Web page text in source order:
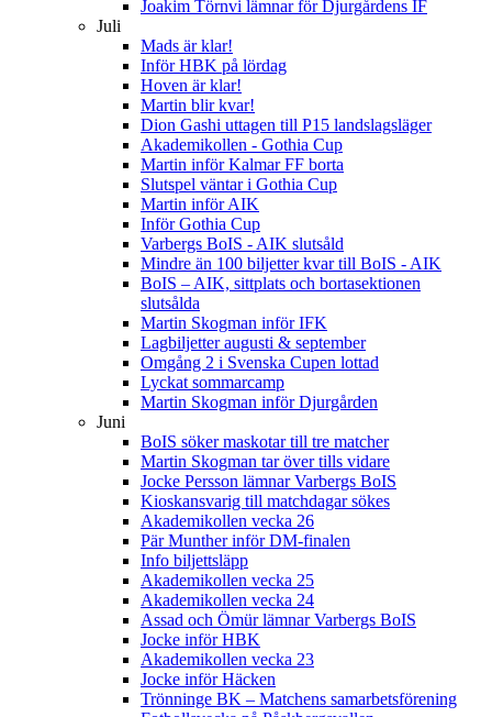
Joakim Törnvi lämnar för Djurgårdens IF
Juli
Mads är klar!
Inför HBK på lördag
Hoven är klar!
Martin blir kvar!
Dion Gashi uttagen till P15 landslagsläger
Akademikollen - Gothia Cup
Martin inför Kalmar FF borta
Slutspel väntar i Gothia Cup
Martin inför AIK
Inför Gothia Cup
Varbergs BoIS - AIK slutsåld
Mindre än 100 biljetter kvar till BoIS - AIK
BoIS – AIK, sittplats och bortasektionen
slutsålda
Martin Skogman inför IFK
Lagbiljetter augusti & september
Omgång 2 i Svenska Cupen lottad
Lyckat sommarcamp
Martin Skogman inför Djurgården
Juni
BoIS söker maskotar till tre matcher
Martin Skogman tar över tills vidare
Jocke Persson lämnar Varbergs BoIS
Kioskansvarig till matchdagar sökes
Akademikollen vecka 26
Pär Munther inför DM-finalen
Info biljettsläpp
Akademikollen vecka 25
Akademikollen vecka 24
Assad och Ömür lämnar Varbergs BoIS
Jocke inför HBK
Akademikollen vecka 23
Jocke inför Häcken
Trönninge BK – Matchens samarbetsförening